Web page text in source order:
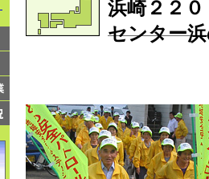
浜崎２２
センター